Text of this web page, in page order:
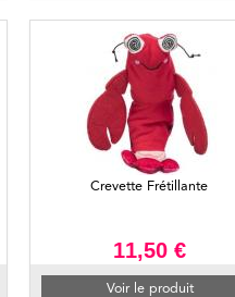
Crevette Frétillante
11,50 €
Voir le produit